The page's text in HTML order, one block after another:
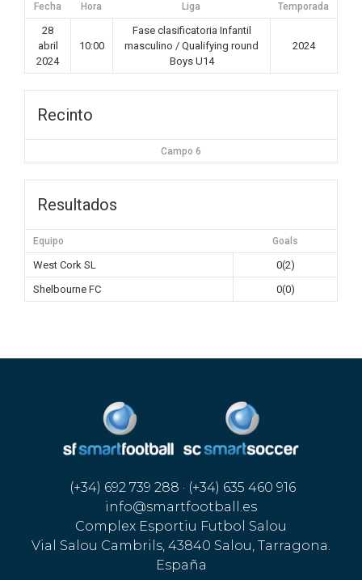
Fecha Hora Liga Temporada
28
abril
2024
10:00
Fase clasificatoria Infantil
masculino / Qualifying round
Boys U14
2024
Recinto
Campo 6
Resultados
Equipo Goals
West Cork SL
0(2)
Shelbourne FC
0(0)
(+34) 692 739 288 · (+34) 635 460 916
info@smartfootball.es
Complex Esportiu Futbol Salou
Vial Salou Cambrils, 43840 Salou, Tarragona.
España